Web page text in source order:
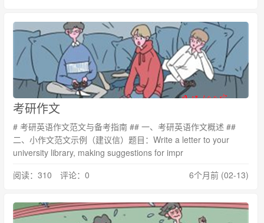
考研作文
# 考研英语作文范文与备考指南 ## 一、考研英语作文概述 ##
二、小作文范文示例（建议信）题目：Write a letter to your
university library, making suggestions for impr
阅读：310 评论：0
6个月前 (02-13)